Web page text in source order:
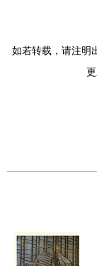
如若转载，请注明